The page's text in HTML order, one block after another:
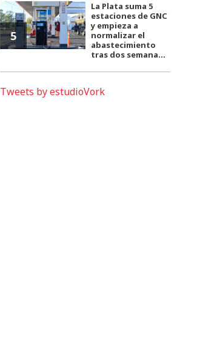
5
La Plata suma 5
estaciones de GNC
y empieza a
normalizar el
abastecimiento
tras dos semana...
Tweets by estudioVork